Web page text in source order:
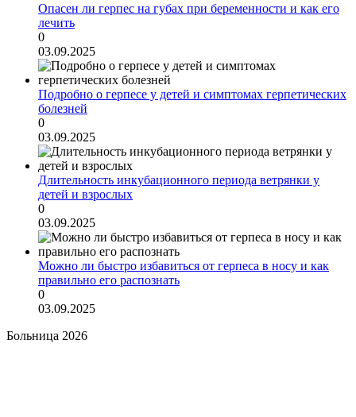
Опасен ли герпес на губах при беременности и как его
лечить
0
03.09.2025
Подробно о герпесе у детей и симптомах герпетических
болезней
0
03.09.2025
Длительность инкубационного периода ветрянки у
детей и взрослых
0
03.09.2025
Можно ли быстро избавиться от герпеса в носу и как
правильно его распознать
0
03.09.2025
Больница 2026